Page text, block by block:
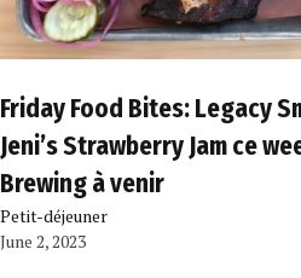
Friday Food Bites: Legacy
Jeni’s Strawberry Jam ce
Brewing à venir
Petit-déjeuner
June 2, 2023